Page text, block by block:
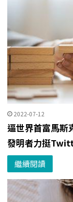
2022-07-12
逼世界首富馬斯
發明者力挺
繼續閱讀